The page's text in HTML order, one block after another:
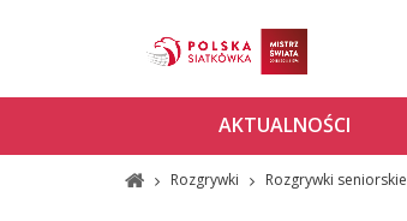
AKTUALNOŚCI
Rozgrywki Rozgrywki seniorskie